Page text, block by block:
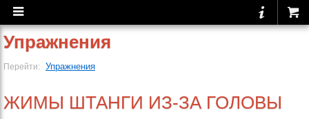
Упражнения
Перейти: Упражнения
ЖИМЫ ШТАНГИ ИЗ-ЗА ГОЛОВЫ